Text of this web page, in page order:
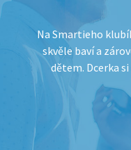
Na Smartieho
skvěle baví a
dětem. Dcerka